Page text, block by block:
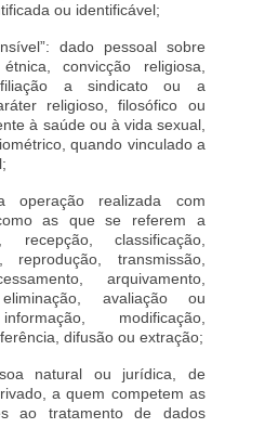
ou identificável;
dado pessoal sobre
convicção religiosa,
a sindicato ou a
religioso, filosófico ou
à saúde ou à vida sexual,
quando vinculado a
operação realizada com
as que se referem a
recepção, classificação,
reprodução, transmissão,
arquivamento,
eliminação, avaliação ou
modificação,
difusão ou extração;
natural ou jurídica, de
a quem competem as
ao tratamento de dados